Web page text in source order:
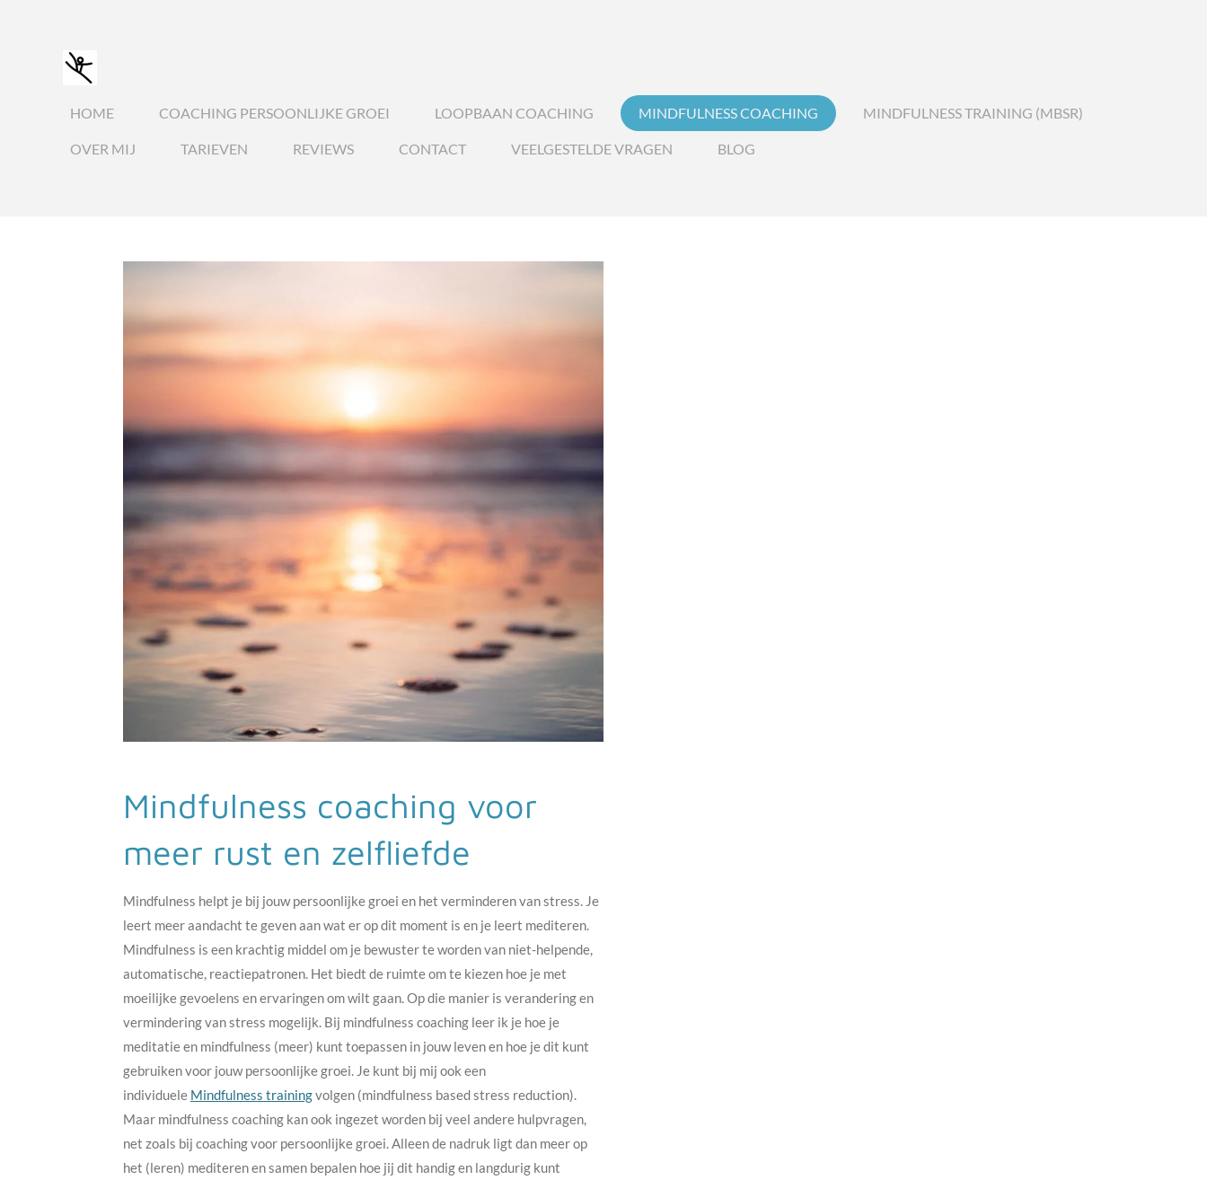
hoofdinhoudHOME COACHING PERSOONLIJKE GROEI LOOPBAAN COACHING MINDFULNESS COACHING MINDFULNESS TRAINING (MBSR)
OVER MIJ TARIEVEN REVIEWS CONTACT VEELGESTELDE VRAGEN BLOG
Mindfulness coaching voor
meer rust en zelfliefde
Mindfulness helpt je bij jouw persoonlijke groei en het verminderen van stress. Je
leert meer aandacht te geven aan wat er op dit moment is en je leert mediteren.
Mindfulness is een krachtig middel om je bewuster te worden van niet-helpende,
automatische, reactiepatronen. Het biedt de ruimte om te kiezen hoe je met
moeilijke gevoelens en ervaringen om wilt gaan. Op die manier is verandering en
vermindering van stress mogelijk. Bij mindfulness coaching leer ik je hoe je
meditatie en mindfulness (meer) kunt toepassen in jouw leven en hoe je dit kunt
gebruiken voor jouw persoonlijke groei. Je kunt bij mij ook een
individuele Mindfulness trainingvolgen (mindfulness based stress reduction).
Maar mindfulness coaching kan ook ingezet worden bij veel andere hulpvragen,
net zoals bij coaching voor persoonlijke groei. Alleen de nadruk ligt dan meer op
het (leren) mediteren en samen bepalen hoe jij dit handig en langdurig kunt